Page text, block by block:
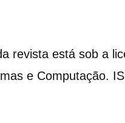
revista está sob a
e Computação.